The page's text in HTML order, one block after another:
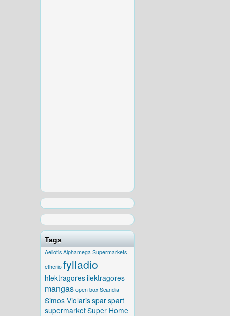
Tags
Aeliotis Alphamega Supermarkets
etherio fylladio
hlektragoresilektragores
mangas open box Scandia
Simos Violarissparspart
supermarketSuper Home